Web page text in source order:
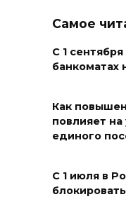
09 августа
На Дону
09 августа
войны в
Самое
С 1
банкоматах
Как
повлияет на
единого
С 1 июля в